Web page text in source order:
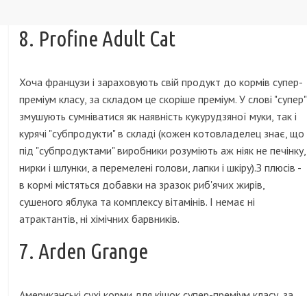
8. Profine Adult Cat
Хоча французи і зараховують свій продукт до кормів супер-
преміум класу, за складом це скоріше преміум. У слові "супер"
змушують сумніватися як наявність кукурудзяної муки, так і
курячі "субпродукти" в складі (кожен котовладелец знає, що
під "субпродуктами" виробники розуміють аж ніяк не печінку,
нирки і шлунки, а перемелені голови, лапки і шкіру).З плюсів -
в кормі містяться добавки на зразок риб'ячих жирів,
сушеного яблука та комплексу вітамінів. І немає ні
атрактантів, ні хімічних барвників.
7. Arden Grange